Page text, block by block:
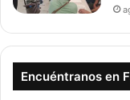
Encuéntranos en